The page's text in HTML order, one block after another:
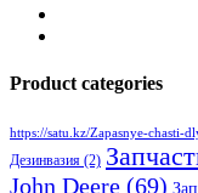
Product categories
https://satu.kz/Zapasnye-chasti-
Дезинвазия (2)
John Deere (69)